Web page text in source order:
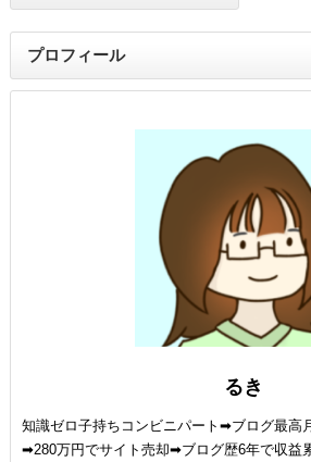
プロフィール
るき
知識ゼロ子持ちコンビニパート➡ブログ最高
➡280万円でサイト売却➡ブログ歴6年で収益